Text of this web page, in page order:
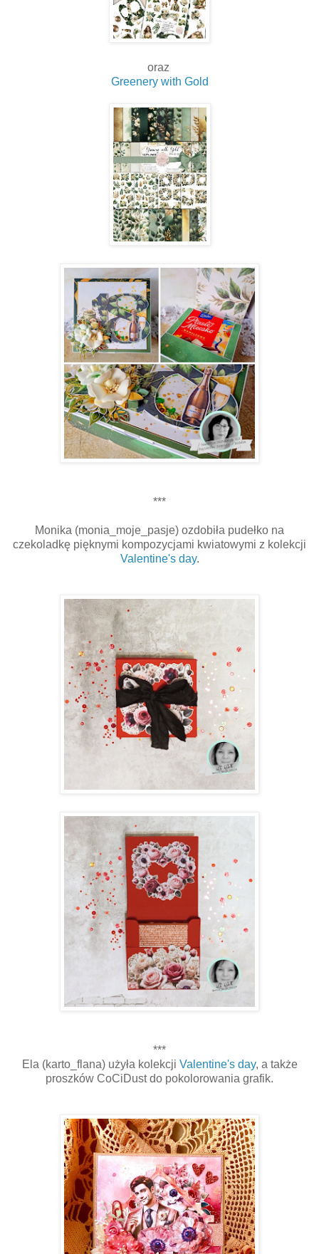
oraz
Greenery with Gold
***
Monika (monia_moje_pasje) ozdobiła pudełko na
czekoladkę pięknymi kompozycjami kwiatowymi z kolekcji
Valentine's day.
***
Ela (karto_flana) użyła kolekcji Valentine's day, a także
proszków CoCiDust do pokolorowania grafik.